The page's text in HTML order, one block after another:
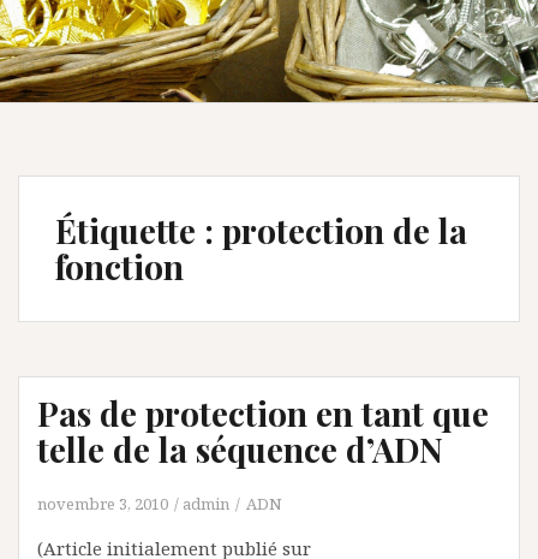
Étiquette : protection de la
fonction
Pas de protection en tant que
telle de la séquence d’ADN
novembre 3, 2010 admin ADN
(Article initialement publié sur